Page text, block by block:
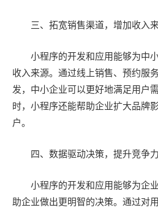
三、拓宽销售渠道，增加收入
小程序的开发和应用能够为中
收入来源。通过线上销售、预约服
发，中小企业可以更好地满足用户
时，小程序还能帮助企业扩大品牌
户。
四、数据驱动决策，提升竞争力
小程序的开发和应用能够为企
助企业做出更明智的决策。通过对